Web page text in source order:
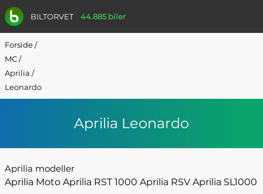
BILTORVET 44.885 biler
Forside/
MC/
Aprilia /
Leonardo
Aprilia Leonardo
Aprilia modeller
Aprilia Moto Aprilia RST 1000 Aprilia RSV Aprilia SL1000